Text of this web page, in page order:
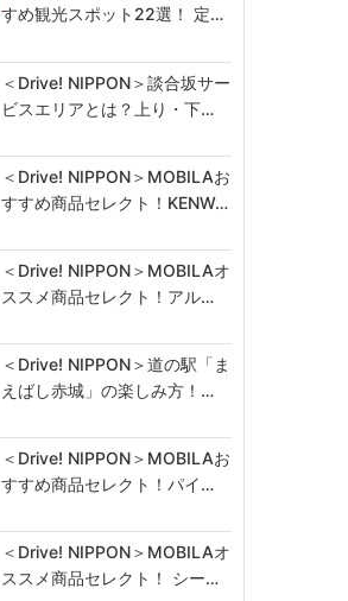
すめ観光スポット22選！ 定…
＜Drive! NIPPON＞談合坂サー
ビスエリアとは？上り・下…
＜Drive! NIPPON＞MOBILAお
すすめ商品セレクト！KENW…
＜Drive! NIPPON＞MOBILAオ
ススメ商品セレクト！アル…
＜Drive! NIPPON＞道の駅「ま
えばし赤城」の楽しみ方！…
＜Drive! NIPPON＞MOBILAお
すすめ商品セレクト！パイ…
＜Drive! NIPPON＞MOBILAオ
ススメ商品セレクト！ シー…